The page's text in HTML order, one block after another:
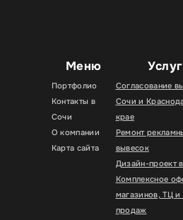
Меню
Портфолио
Контакты в
Сочи
О компании
Карта сайта
Согласование
Сочи и
крае
Ремонт
вывесок
Дизайн-проект
Комплексное
магазинов, ТЦ и
продаж